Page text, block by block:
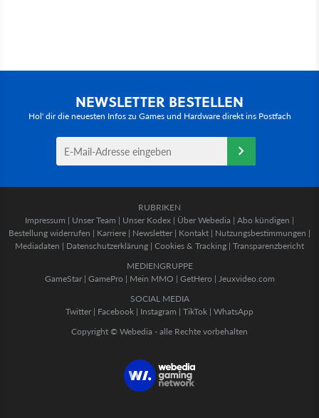
NEWSLETTER BESTELLEN
Hol' dir die neuesten Infos zu Games und Hardware direkt ins Postfach
RUBRIKEN
Impressum | Unser Team | Unser Kodex | Über Webedia | Abo kündigen |
Bestellung widerrufen | Karriere | Newsletter | Kontakt | Nutzungsbestimmungen |
Mediadaten | Datenschutzerklärung | Cookies & Tracking | Transparenzbericht
MEDIENGRUPPE
GameStar| GamePro | Mein MMO | GetHero | Jeuxvideo.com
SOCIAL MEDIA
Twitter | Facebook | Instagram | TikTok | WhatsApp
Copyright © Webedia - alle Rechte vorbehalten